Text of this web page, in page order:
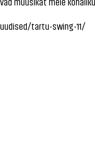
tartu-swing-11/